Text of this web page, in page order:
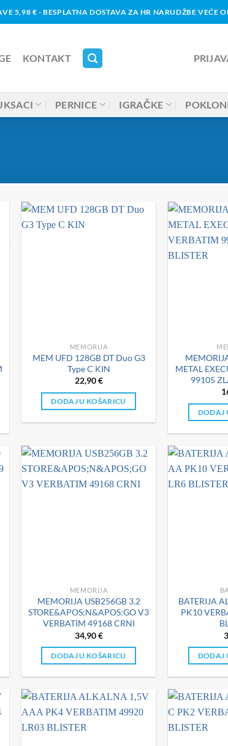
5,98 € - BESPLATNA DOSTAVA ZA HR NARUDŽBE VEĆE
KONTAKT
PERNICE IGRAČKE
MEMORIJA
MEM UFD 128GB DT Duo G3
Type C KIN
22,90€
DODAJ U KOŠARICU
METAL
99105
DODAJ
MEMORIJA
MEMORIJA USB256GB 3.2
STORE&APOS;N&APOS;GO V3
VERBATIM 49168 CRNI
34,90€
DODAJ U KOŠARICU
BATERIJA
PK10
DODAJ